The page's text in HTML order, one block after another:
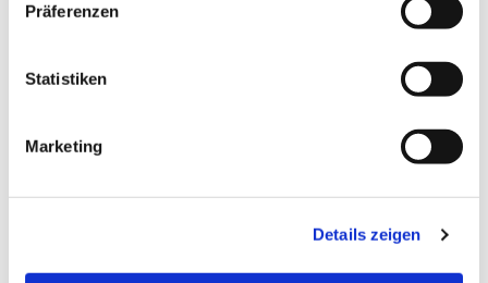
Präferenzen
Statistiken
Marketing
Details zeigen